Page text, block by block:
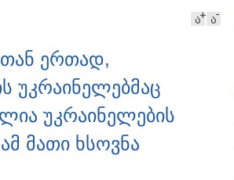
ა ა
ერთად,
უკრაინელებმაც
უკრაინელების
მათი ხსოვნა